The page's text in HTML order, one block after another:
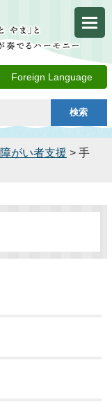
Foreign Language
障がい者支援 > 手